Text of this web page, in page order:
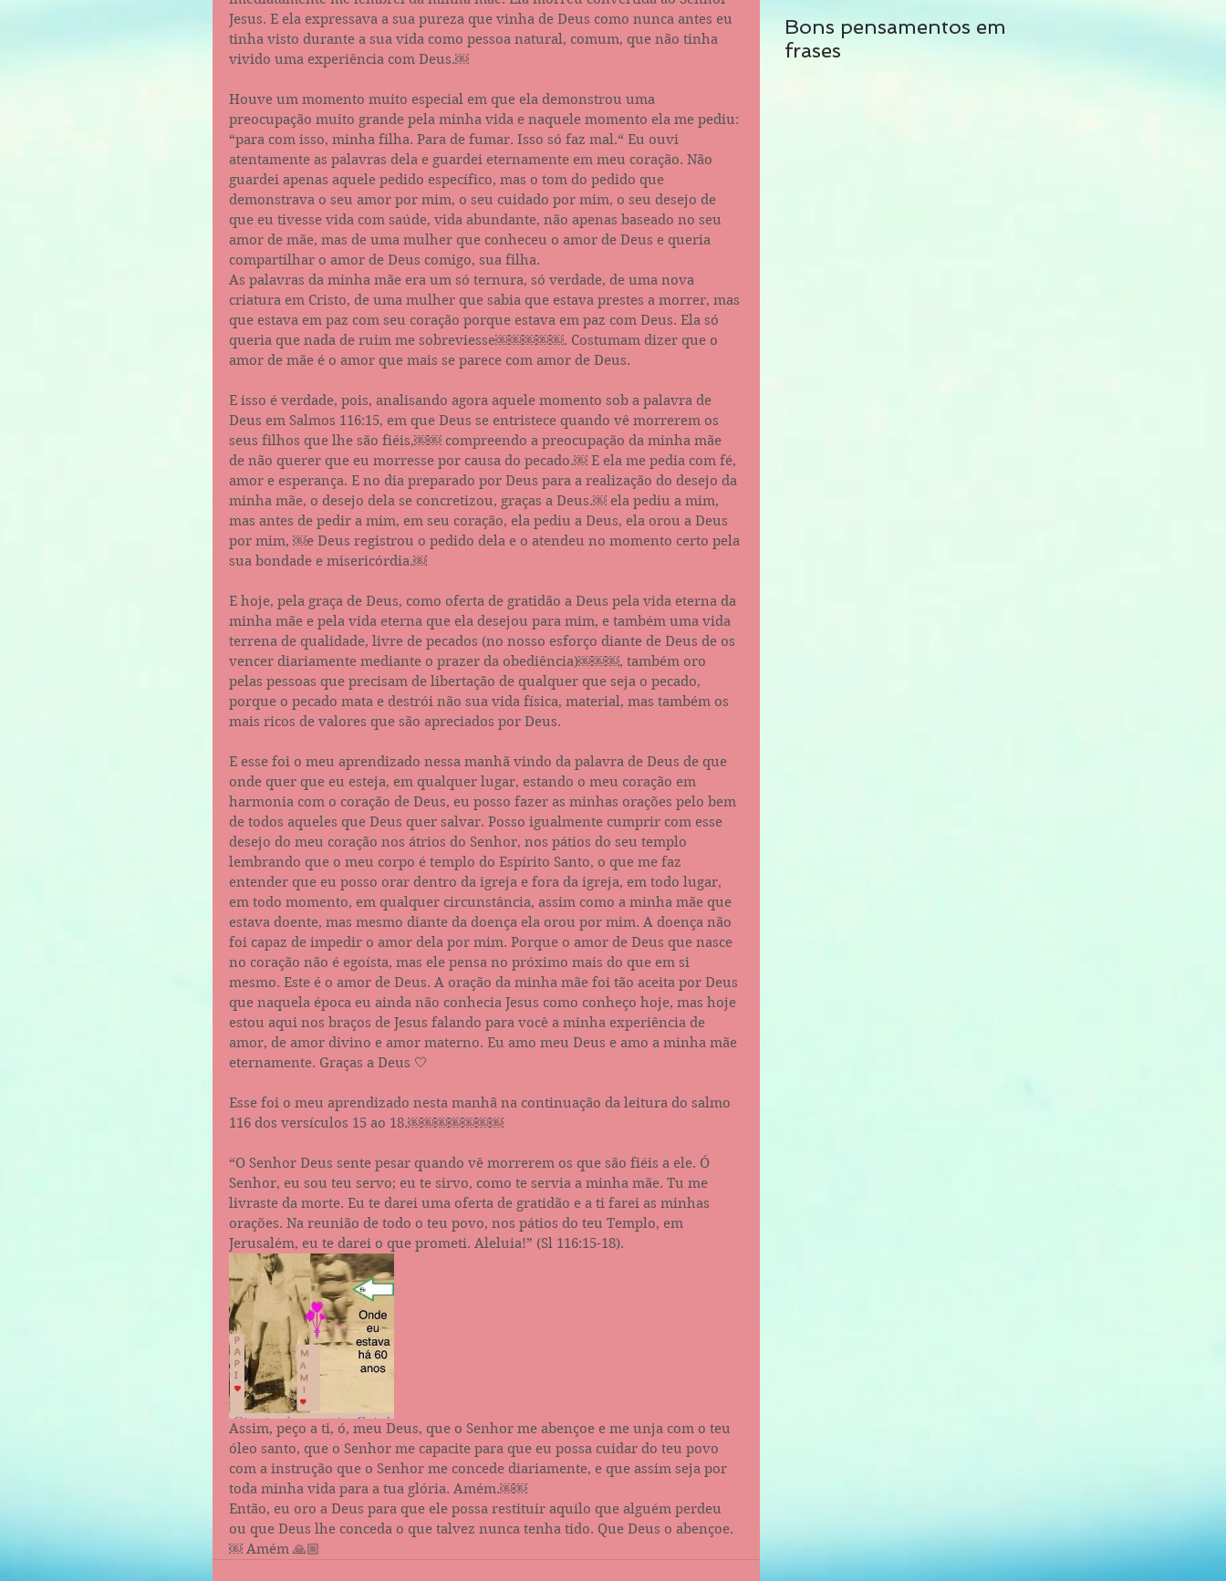
Jesus. E ela expressava a sua pureza que vinha de Deus como nunca antes eu
tinha visto durante a sua vida como pessoa natural, comum, que não tinha
vivido uma experiência com Deus.￼
Houve um momento muito especial em que ela demonstrou uma
preocupação muito grande pela minha vida e naquele momento ela me pediu:
“para com isso, minha filha. Para de fumar. Isso só faz mal.“ Eu ouvi
atentamente as palavras dela e guardei eternamente em meu coração. Não
guardei apenas aquele pedido específico, mas o tom do pedido que
demonstrava o seu amor por mim, o seu cuidado por mim, o seu desejo de
que eu tivesse vida com saúde, vida abundante, não apenas baseado no seu
amor de mãe, mas de uma mulher que conheceu o amor de Deus e queria
compartilhar o amor de Deus comigo, sua filha.
As palavras da minha mãe era um só ternura, só verdade, de uma nova
criatura em Cristo, de uma mulher que sabia que estava prestes a morrer, mas
que estava em paz com seu coração porque estava em paz com Deus. Ela só
queria que nada de ruim me sobreviesse￼￼￼￼￼. Costumam dizer que o
amor de mãe é o amor que mais se parece com amor de Deus.
E isso é verdade, pois, analisando agora aquele momento sob a palavra de
Deus em Salmos 116:15, em que Deus se entristece quando vê morrerem os
seus filhos que lhe são fiéis,￼￼ compreendo a preocupação da minha mãe
de não querer que eu morresse por causa do pecado.￼ E ela me pedia com fé,
amor e esperança. E no dia preparado por Deus para a realização do desejo da
minha mãe, o desejo dela se concretizou, graças a Deus.￼ ela pediu a mim,
mas antes de pedir a mim, em seu coração, ela pediu a Deus, ela orou a Deus
por mim, ￼e Deus registrou o pedido dela e o atendeu no momento certo pela
sua bondade e misericórdia.￼
E hoje, pela graça de Deus, como oferta de gratidão a Deus pela vida eterna da
minha mãe e pela vida eterna que ela desejou para mim, e também uma vida
terrena de qualidade, livre de pecados (no nosso esforço diante de Deus de os
vencer diariamente mediante o prazer da obediência)￼￼￼, também oro
pelas pessoas que precisam de libertação de qualquer que seja o pecado,
porque o pecado mata e destrói não sua vida física, material, mas também os
mais ricos de valores que são apreciados por Deus.
E esse foi o meu aprendizado nessa manhã vindo da palavra de Deus de que
onde quer que eu esteja, em qualquer lugar, estando o meu coração em
harmonia com o coração de Deus, eu posso fazer as minhas orações pelo bem
de todos aqueles que Deus quer salvar. Posso igualmente cumprir com esse
desejo do meu coração nos átrios do Senhor, nos pátios do seu templo
lembrando que o meu corpo é templo do Espírito Santo, o que me faz
entender que eu posso orar dentro da igreja e fora da igreja, em todo lugar,
em todo momento, em qualquer circunstância, assim como a minha mãe que
estava doente, mas mesmo diante da doença ela orou por mim. A doença não
foi capaz de impedir o amor dela por mim. Porque o amor de Deus que nasce
no coração não é egoísta, mas ele pensa no próximo mais do que em si
mesmo. Este é o amor de Deus. A oração da minha mãe foi tão aceita por Deus
que naquela época eu ainda não conhecia Jesus como conheço hoje, mas hoje
estou aqui nos braços de Jesus falando para você a minha experiência de
amor, de amor divino e amor materno. Eu amo meu Deus e amo a minha mãe
eternamente. Graças a Deus 🤍
Esse foi o meu aprendizado nesta manhã na continuação da leitura do salmo
116 dos versículos 15 ao 18.￼￼￼￼￼￼￼
“O Senhor Deus sente pesar quando vê morrerem os que são fiéis a ele. Ó
Senhor, eu sou teu servo; eu te sirvo, como te servia a minha mãe. Tu me
livraste da morte. Eu te darei uma oferta de gratidão e a ti farei as minhas
orações. Na reunião de todo o teu povo, nos pátios do teu Templo, em
Jerusalém, eu te darei o que prometi. Aleluia!” (Sl 116:15-18).
Assim, peço a ti, ó, meu Deus, que o Senhor me abençoe e me unja com o teu
óleo santo, que o Senhor me capacite para que eu possa cuidar do teu povo
com a instrução que o Senhor me concede diariamente, e que assim seja por
toda minha vida para a tua glória. Amém.￼￼
Então, eu oro a Deus para que ele possa restituir aquilo que alguém perdeu
ou que Deus lhe conceda o que talvez nunca tenha tido. Que Deus o abençoe.
￼ Amém 🙏🏼
Bons pensamentos em
frases